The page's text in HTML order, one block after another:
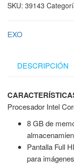
SKU: 39143
EXO
DESCRIPCIÓN
Procesador Intel
8 GB de
Pantalla Full
para